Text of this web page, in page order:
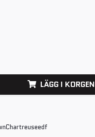
LÄGG I KORGEN